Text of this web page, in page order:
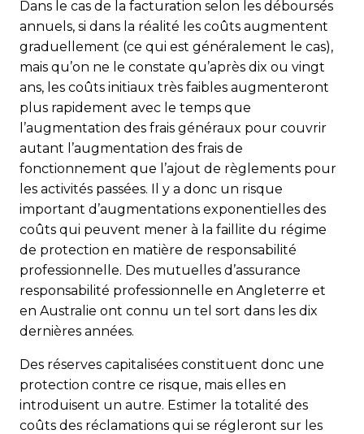
Dans le cas de la facturation selon les déboursés
annuels, si dans la réalité les coûts augmentent
graduellement (ce qui est généralement le cas),
mais qu’on ne le constate qu’après dix ou vingt
ans, les coûts initiaux très faibles augmenteront
plus rapidement avec le temps que
l’augmentation des frais généraux pour couvrir
autant l’augmentation des frais de
fonctionnement que l’ajout de règlements pour
les activités passées. Il y a donc un risque
important d’augmentations exponentielles des
coûts qui peuvent mener à la faillite du régime
de protection en matière de responsabilité
professionnelle. Des mutuelles d’assurance
responsabilité professionnelle en Angleterre et
en Australie ont connu un tel sort dans les dix
dernières années.
Des réserves capitalisées constituent donc une
protection contre ce risque, mais elles en
introduisent un autre. Estimer la totalité des
coûts des réclamations qui se régleront sur les